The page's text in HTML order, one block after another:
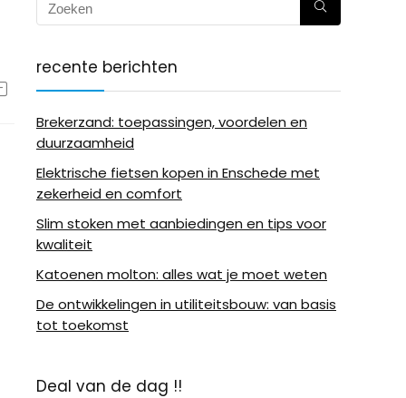
recente berichten
Brekerzand: toepassingen, voordelen en
duurzaamheid
Elektrische fietsen kopen in Enschede met
zekerheid en comfort
Slim stoken met aanbiedingen en tips voor
kwaliteit
Katoenen molton: alles wat je moet weten
De ontwikkelingen in utiliteitsbouw: van basis
tot toekomst
Deal van de dag !!